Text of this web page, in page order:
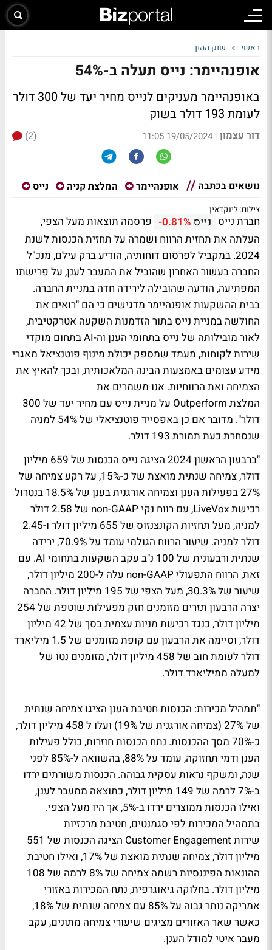
ראשי שוק ההון
אופנהיימר: נייס תעלה ב-54%
באופנהיימר מעניקים לנייס מחיר יעד של 300 דולר
לעומת 193 דולר בשוק
דור עצמון |
19/05/2024 11:05
(2)
נושאים בכתבה אופנהיימר המלצת קניה נייס
צילום: לינקדאין
חברת נייס נייס -0.81% פרסמה תוצאות מעל הצפי,
העלתה את תחזית הרווח ושמרה על תחזית הכנסות לשנת
2024. במקביל לפרסום דוחותיה, הודיע ברק עילם, מנכ"ל
החברה בעשור האחרון שהוביל את המעבר לענן, על פרישתו
המפתיעה, הודעה שהובילה לירידה חדה במניית החברה.
בבית ההשקעות אופנהיימר מדגישים כי הם "רואים את
החולשה במניית נייס בתור הזדמנות השקעה אטרקטיבית,
לאור מובילותה של נייס בתחומי הענן וה-AI בתחום מוקדי
שירות לקוחות, מעמד שמספק יכולת מינוף פוטנציאל מאגרי
מידע עצומים באמצעות הבינה המלאכותית, ובכך להאיץ את
הצמיחה ואת הרווחיות. אנו משמרים את
המלצת Outperform על מניית נייס עם מחיר יעד של 300
דולר". מדובר אם כן באפסייד פוטנציאלי של 54% למניה
שנסחרת כעת תמורת 193 דולר.
"ברבעון הראשון 2024 הציגה נייס הכנסות של 659 מיליון
דולר, צמיחה שנתית מואצת של כ-15%, על רקע צמיחה של
27% בפעילות הענן וצמיחה אורגנית בענן של 18.5% בנטרול
רכישת LiveVox, עם רווח נקי non-GAAP של 2.58 דולר
למניה, מעל תחזיות הקונצנזוס של 655 מיליון דולר ו-2.45
דולר למניה. שיעור הרווח הגולמי עומד על 70.9%, ירידה
שנתית ורבעונית של 100 נ"ב עקב השקעות בתחומי AI. עם
זאת, הרווח התפעולי non-GAAP עלה ל-200 מיליון דולר,
שיעור של 30.3%, מעל הצפי של 195 מיליון דולר. החברה
יצרה הרבעון תזרים מזומנים חזק מפעילות שוטפת של 254
מיליון דולר, כנגד רכישת מניות עצמית בסך של 42 מיליון
דולר, וסיימה את הרבעון עם קופת מזומנים של 1.5 מיליארד
דולר לעומת חוב של 458 מיליון דולר, מזומנים נטו של
למעלה ממיליארד דולר.
"תמהיל מכירות: הכנסות חטיבת הענן הציגו צמיחה שנתית
של 27% (צמיחה אורגנית של 19%) ועלו ל 458 מיליון דולר,
כ-70% מסך ההכנסות. נתח הכנסות חוזרות, כולל פעילות
הענן ודמי תחזוקה, עומד על 88%, בהשוואה ל-85% לפני
שנה, ומשקף נראות עסקית גבוהה. הכנסות משורתים ירדו
ב-7% לרמה של 149 מיליון דולר, כתוצאה ממעבר לענן,
ואילו הכנסות ממוצרים ירדו ב-5%, אך היו מעל הצפי.
בתמהיל המכירות לפי סגמנטים, חטיבת מרכזיות
שירות Customer Engagement הציגה הכנסות של 551
מיליון דולר, צמיחה שנתית מואצת של 17%, ואילו חטיבת
ההונאות הפיננסיות רשמה צמיחה של 8% לרמה של 108
מיליון דולר. בחלוקה גיאוגרפית, נתח המכירות באזורי
אמריקה נותר גבוה על 85% עם צמיחה שנתית של 18%,
כאשר שאר האזורים מציגים שיעורי צמיחה מתונים, עקב
מעבר איטי למודל הענן.